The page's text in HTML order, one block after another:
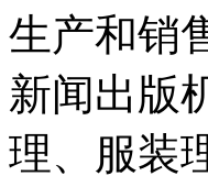
生产和销
新闻出版
理、服装